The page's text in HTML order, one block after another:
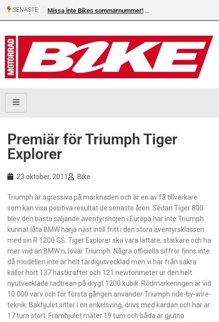
SENASTE Missa inte Bikes sommarnummer!
Premiär för Triumph Tiger
Explorer
23 oktober, 2011 Bike
Triumph är agressiva på marknaden och är en av få tillverkare
som kan visa positiva resultat de senaste åren. Sedan Tiger 800
blev den bästa säljande äventyrshojen i Europa har inte Triumph
kunnat låta BMW härja näst intill fritt i den stora äventyrsklassen
med sin R 1200 GS. Tiger Explorer ska vara lättare, starkare och ha
mer vrid än BMW:n, lovar Triumph. Några officiella siffror finns inte
då modellen inte är helt färdigutvecklad men vi har från säkra
källor hört 137 hästkrafter och 121 newtonmeter ur den helt
nyutvecklade radtrean på drygt 1200 kubik. Rödmarkeringen är vid
10 000 varv och för första gången använder Triumph ride-by-wire-
teknik. Bakhjulet sitter i en enkelsving, drivs med kardan och har är
17 tum stort. Framhjulet mäter 19 tum och båda är gjutna